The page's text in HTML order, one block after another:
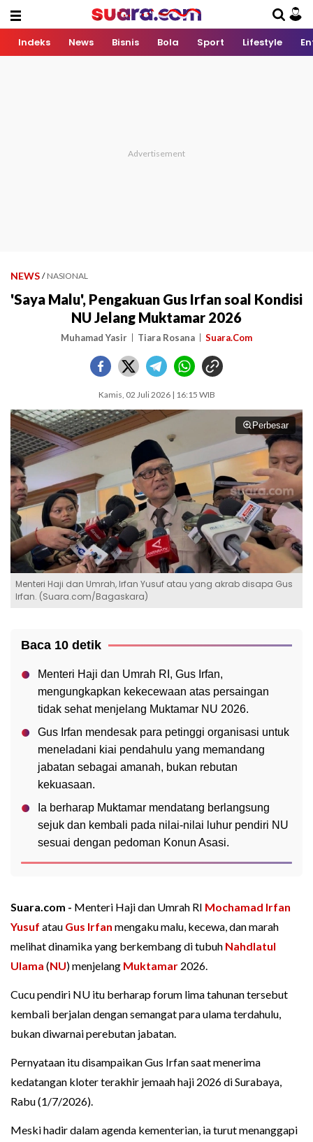
Indeks News Bisnis Bola Sport Lifestyle
NEWS / NASIONAL
'Saya Malu', Pengakuan Gus Irfan soal Kondisi
NU Jelang Muktamar 2026
Muhamad Yasir Tiara Rosana Suara.Com
Kamis, 02 Juli 2026 | 16:15 WIB
Perbesar
Menteri Haji dan Umrah, Irfan Yusuf atau yang akrab disapa Gus
Irfan. (Suara.com/Bagaskara)
Baca 10 detik
Menteri Haji dan Umrah RI, Gus Irfan,
mengungkapkan kekecewaan atas persaingan
tidak sehat menjelang Muktamar NU 2026.
Gus Irfan mendesak para petinggi organisasi untuk
meneladani kiai pendahulu yang memandang
jabatan sebagai amanah, bukan rebutan
kekuasaan.
Ia berharap Muktamar mendatang berlangsung
sejuk dan kembali pada nilai-nilai luhur pendiri NU
sesuai dengan pedoman Konun Asasi.
Suara.com - Menteri Haji dan Umrah RI Mochamad Irfan
Yusuf atau Gus Irfan mengaku malu, kecewa, dan marah
melihat dinamika yang berkembang di tubuh Nahdlatul
Ulama (NU) menjelang Muktamar 2026.
Cucu pendiri NU itu berharap forum lima tahunan tersebut
kembali berjalan dengan semangat para ulama terdahulu,
bukan diwarnai perebutan jabatan.
Pernyataan itu disampaikan Gus Irfan saat menerima
kedatangan kloter terakhir jemaah haji 2026 di Surabaya,
Rabu (1/7/2026).
Meski hadir dalam agenda kementerian, ia turut menanggapi